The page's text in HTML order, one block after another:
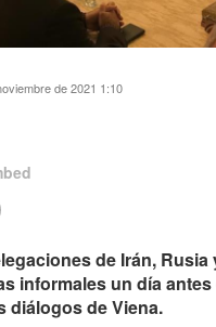
de 2021 1:10
de Irán, Rusia
informales un día antes
diálogos de Viena.